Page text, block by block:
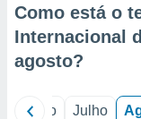
de
1199
Como está o
Internacional
agosto?
Junho Julho